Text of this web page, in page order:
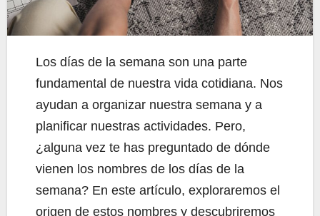
Los días de la semana son una parte
fundamental de nuestra vida cotidiana. Nos
ayudan a organizar nuestra semana y a
planificar nuestras actividades. Pero,
¿alguna vez te has preguntado de dónde
vienen los nombres de los días de la
semana? En este artículo, exploraremos el
origen de estos nombres y descubriremos